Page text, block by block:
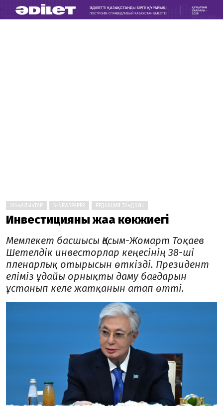
ЖАҢАЛЫҚТАР A-NEWSPAPER РЕДАКЦИЯ ТАҢДАУЫ
Инвестицияның жаңа көкжиегі
Мемлекет басшысы Қасым-Жомарт Тоқаев
Шетелдік инвесторлар кеңесінің 38-ші
пленарлық отырысын өткізді. Президент
еліміз ұдайы орнықты даму бағдарын
ұстанып келе жатқанын атап өтті.